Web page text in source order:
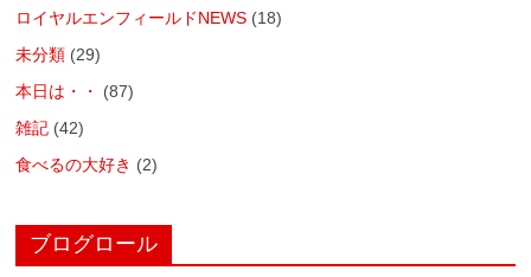
ロイヤルエンフィールドNEWS (18)
未分類 (29)
本日は・・
(87)
雑記 (42)
食べるの大好き (2)
ブログロール